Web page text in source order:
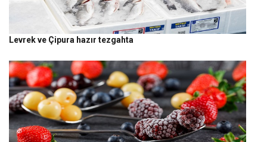
Levrek ve Çipura hazır tezgahta